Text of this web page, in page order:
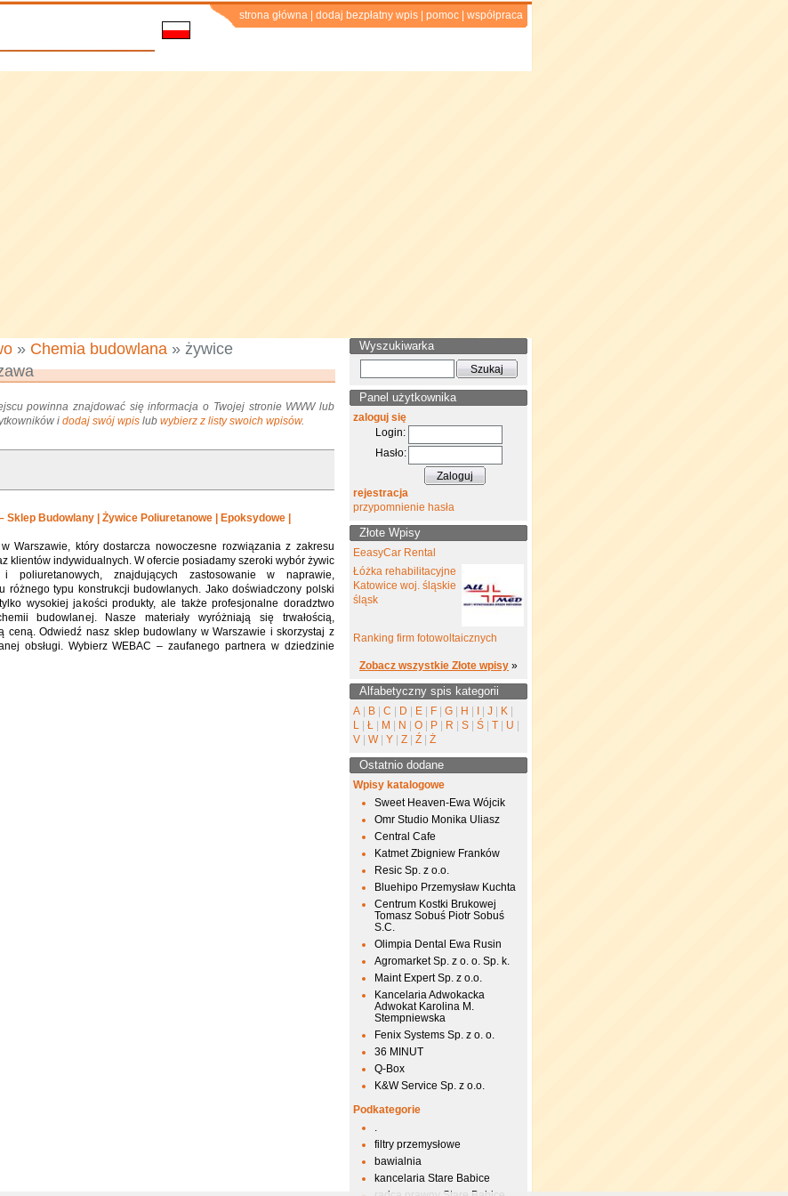
strona główna dodaj bezpłatny wpis pomoc współpraca
» Chemia budowlana » żywice
powinna znajdować się informacja o Twojej stronie WWW lub
i dodaj swój wpis lub wybierz z listy swoich wpisów.
Sklep Budowlany | Żywice Poliuretanowe | Epoksydowe |
Warszawie, który dostarcza nowoczesne rozwiązania z zakresu
klientów indywidualnych. W ofercie posiadamy szeroki wybór żywic
i poliuretanowych, znajdujących zastosowanie w naprawie,
różnego typu konstrukcji budowlanych. Jako doświadczony polski
wysokiej jakości produkty, ale także profesjonalne doradztwo
budowlanej. Nasze materiały wyróżniają się trwałością,
ceną. Odwiedź nasz sklep budowlany w Warszawie i skorzystaj z
obsługi. Wybierz WEBAC – zaufanego partnera w dziedzinie
Wyszukiwarka
Panel użytkownika
zaloguj się
Login:
Hasło:
rejestracja
przypomnienie hasła
Złote Wpisy
EeasyCar Rental
Łóżka rehabilitacyjne
Katowice woj. śląskie
śląsk
Ranking firm fotowoltaicznych
Zobacz wszystkie Złote wpisy »
Alfabetyczny spis kategorii
A B C D E F G H J K
L
Ł M N O P R S Ś T U
V
W Y Z Ź Ż
Ostatnio dodane
Wpisy katalogowe
Sweet Heaven-Ewa Wójcik
Omr Studio Monika Uliasz
Central Cafe
Katmet Zbigniew Franków
Resic Sp. z o.o.
Bluehipo Przemysław Kuchta
Centrum Kostki Brukowej
Tomasz Sobuś Piotr Sobuś
S.C.
Olimpia Dental Ewa Rusin
Agromarket Sp. z o. o. Sp. k.
Maint Expert Sp. z o.o.
Kancelaria Adwokacka
Adwokat Karolina M.
Stempniewska
Fenix Systems Sp. z o. o.
36 MINUT
Q-Box
K&W Service Sp. z o.o.
Podkategorie
.
filtry przemysłowe
bawialnia
kancelaria Stare Babice